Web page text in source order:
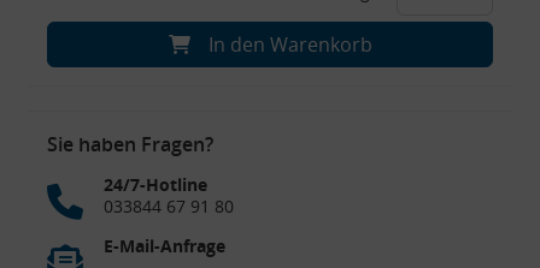
In den Warenkorb
Sie haben Fragen?
24/7-Hotline
033844 67 91 80
E-Mail-Anfrage